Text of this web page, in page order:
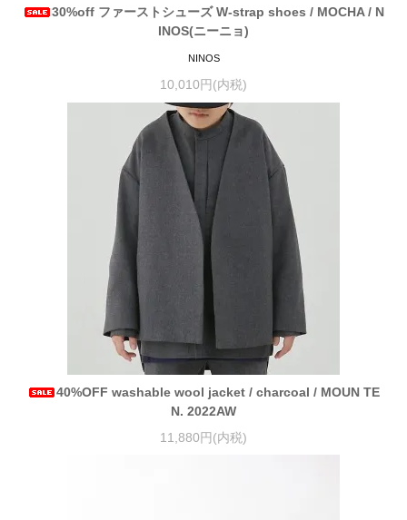
30%off ファーストシューズ W-strap shoes / MOCHA / N
INOS(ニーニョ)
NINOS
10,010円(内税)
40%OFF washable wool jacket / charcoal / MOUN TE
N. 2022AW
11,880円(内税)